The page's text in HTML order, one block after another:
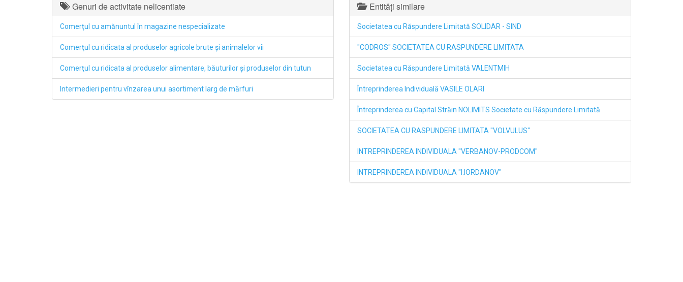
Genuri de activitate nelicentiate
Comerţul cu amănuntul în magazine nespecializate
Comerţul cu ridicata al produselor agricole brute şi animalelor vii
Comerţul cu ridicata al produselor alimentare, băuturilor şi produselor din tutun
Intermedieri pentru vînzarea unui asortiment larg de mărfuri
Entități similare
Societatea cu Răspundere Limitată SOLIDAR - SIND
"CODROS" SOCIETATEA CU RASPUNDERE LIMITATA
Societatea cu Răspundere Limitată VALENTMIH
Întreprinderea Individuală VASILE OLARI
Întreprinderea cu Capital Străin NOLIMITS Societate cu Răspundere Limitată
SOCIETATEA CU RASPUNDERE LIMITATA "VOLVULUS"
INTREPRINDEREA INDIVIDUALA "VERBANOV-PRODCOM"
INTREPRINDEREA INDIVIDUALA "I.IORDANOV"